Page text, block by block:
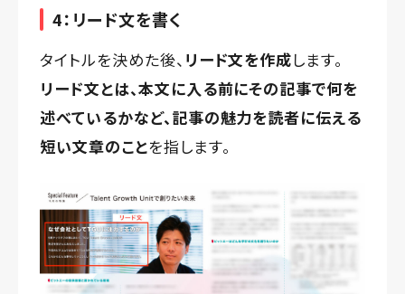
4：リード文を書く
タイトルを決めた後、 リード文を作成します。
リード文とは、本文に入る前にその記事で何を
述べているかなど、記事の魅力を読者に伝える
短い文章のことを指します。